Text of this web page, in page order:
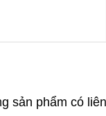
sản phẩm có liên